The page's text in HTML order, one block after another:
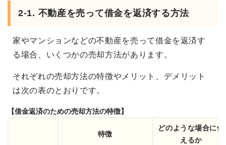
2-1. 不動産を売って借金を返済する方法
家やマンションなどの不動産を売って借金を返済す
る場合、いくつかの売却方法があります。
それぞれの売却方法の特徴やメリット、デメリット
は次の表のとおりです。
【借金返済のための売却方法の特徴】
特徴
どのような場合に使
えるか